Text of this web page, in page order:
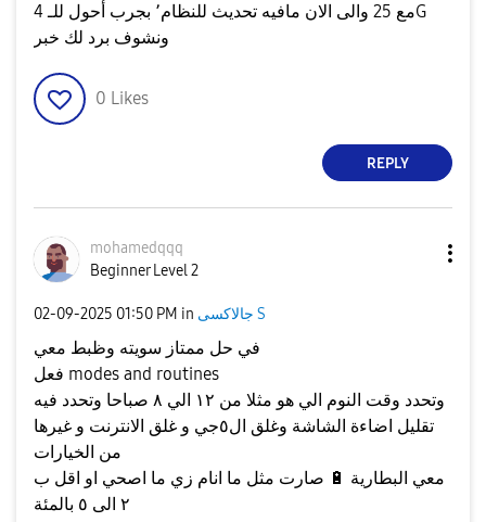
مع 25 والى الان مافيه تحديث للنظام٬ بجرب أحول للـ 4G
ونشوف برد لك خبر
0 Likes
REPLY
mohamedqqq
Beginner Level 2
‎02-09-2025 01:50 PM in جالاكسى S
في حل ممتاز سويته وظبط معي
فعل modes and routines
وتحدد وقت النوم الي هو مثلا من ١٢ الي ٨ صباحا وتحدد فيه
تقليل اضاءة الشاشة وغلق ال٥جي و غلق الانترنت و غيرها
من الخيارات
معي البطارية 🔋 صارت مثل ما انام زي ما اصحي او اقل ب
٢ الى ٥ بالمئة